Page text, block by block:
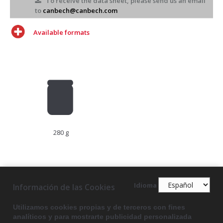
to canbech@canbech.com
Available formats
280 g
Información de las Cookies Idioma
Utilizamos cookies propias y de terceros con fines
analíticos y para mostrarte publicidad personalizada